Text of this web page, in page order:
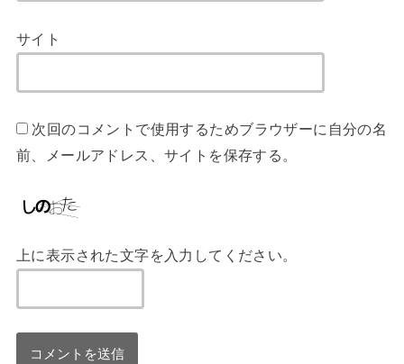
サイト
次回のコメントで使用するためブラウザーに自分の名
前、メールアドレス、サイトを保存する。
上に表示された文字を入力してください。